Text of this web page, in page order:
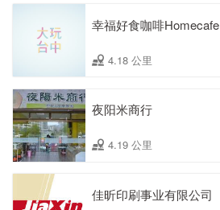
幸福好食咖啡Homecafe
4.18 公里
夜阳米商行
4.19 公里
佳昕印刷事业有限公司